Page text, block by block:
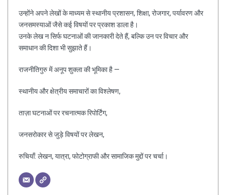
उन्होंने अपने लेखों के माध्यम से स्थानीय प्रशासन, शिक्षा, रोजगार, पर्यावरण और
जनसमस्याओं जैसे कई विषयों पर प्रकाश डाला है।
उनके लेख न सिर्फ घटनाओं की जानकारी देते हैं, बल्कि उन पर विचार और
समाधान की दिशा भी सुझाते हैं।
राजनीतिगुरु में अनूप शुक्ला की भूमिका है —
स्थानीय और क्षेत्रीय समाचारों का विश्लेषण,
ताज़ा घटनाओं पर रचनात्मक रिपोर्टिंग,
जनसरोकार से जुड़े विषयों पर लेखन,
रुचियाँ: लेखन, यात्रा, फोटोग्राफी और सामाजिक मुद्दों पर चर्चा।